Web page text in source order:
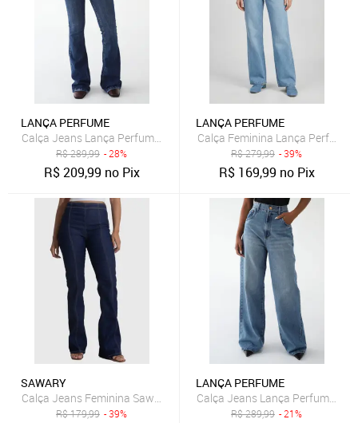
LANÇA PERFUME
Calça Jeans Lança Perfume Flare Atena Azul
R$289,99 - 28%
R$209,99 no Pix
LANÇA PERFUME
Calça Feminina Lança Perfume
R$279,99 - 39%
R$ 169,99 no Pix
SAWARY
Calça Jeans Feminina Sawary Boot Cut Zíper Lateral Azul
R$179,99 - 39%
LANÇA PERFUME
Calça Jeans Lança Perfume
R$289,99 - 21%